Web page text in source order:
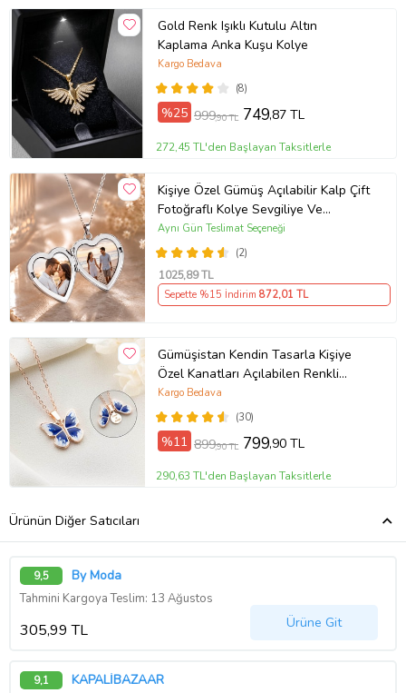
Gold Renk Işıklı Kutulu Altın
Kaplama Anka Kuşu Kolye
(8)
Kargo Bedava
%25 999,90 TL 749,87 TL
272,45 TL'den Başlayan Taksitlerle
Kişiye Özel Gümüş Açılabilir Kalp Çift
Fotoğraflı Kolye Sevgiliye Ve
Annelere Özel Gümüş Kolye Kutulu
Kalpli Anı Kolyesi Gümüş
(2)
Aynı Gün Teslimat Seçeneği
1025,89 TL
Sepette %15 İndirim 872,01 TL
Gümüşistan Kendin Tasarla Kişiye
Özel Kanatları Açılabilen Renkli
Mineli Kadın Kelebek Kolye (Lacivert)
(30)
Kargo Bedava
%11 899,90 TL 799,90 TL
290,63 TL'den Başlayan Taksitlerle
Ürünün Diğer Satıcıları
9,5 By Moda
Tahmini Kargoya Teslim: 13 Ağustos
305,99 TL Ürüne Git
9,1 KAPALİBAZAAR